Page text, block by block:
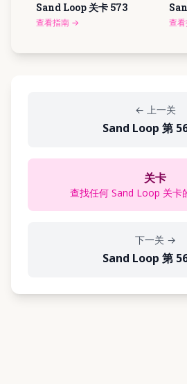
Sand Loop 关卡 573
查看指南 → 查
← 上一关
Sand Loop 第
关卡
查找任何 Sand Loop 关卡
下一关 →
Sand Loop 第